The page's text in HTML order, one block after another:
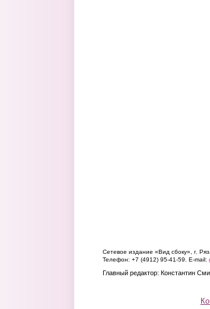
Сетевое издание «Вид сбоку», г.
Телефон: +7 (4912) 95-41-59. E-mail:
Главный редактор: Константин